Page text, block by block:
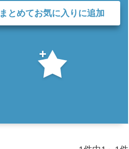
まとめてお気に入りに追加